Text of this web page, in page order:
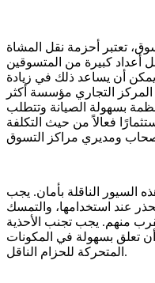
تعتبر أحزمة نقل المشاة
أعداد كبيرة من المتسوقين
أن يساعد ذلك في زيادة
التجاري مؤسسة أكثر
بسهولة الصيانة وتتطلب
فعالاً من حيث التكلفة
السيور الناقلة بأمان. يجب
عند استخدامها، والتمسك
منهم. يجب تجنب الأحذية
تعلق بسهولة في المكونات
المتحركة للحزام الناقل.